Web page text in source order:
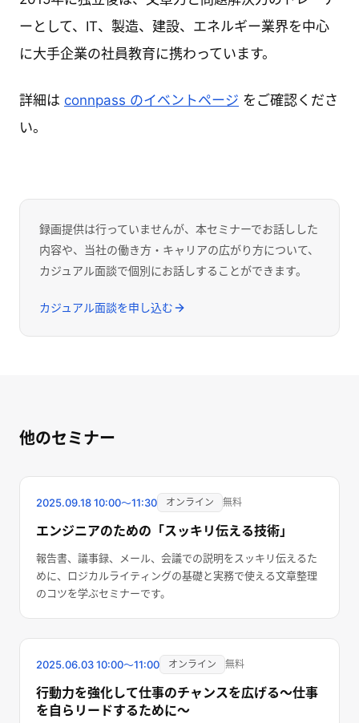
ーとして、IT、製造、建設、エネルギー業界を中心
に大手企業の社員教育に携わっています。
詳細は connpass のイベントページ をご確認くださ
い。
録画提供は行っていませんが、本セミナーでお話しした
内容や、当社の働き方・キャリアの広がり方について、
カジュアル面談で個別にお話しすることができます。
カジュアル面談を申し込む
他のセミナー
終了しました
2025.09.1810:00〜11:30 オンライン 無料
エンジニアのための「スッキリ伝える技術」
報告書、議事録、メール、会議での説明をスッキリ伝えるた
めに、ロジカルライティングの基礎と実務で使える文章整理
のコツを学ぶセミナーです。
終了しました
2025.06.0310:00〜11:00 オンライン 無料
行動力を強化して仕事のチャンスを広げる～仕事
を自らリードするために～